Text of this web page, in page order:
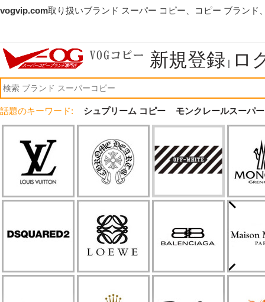
vogvip.com取り扱いブランド スーパー コピー、コピー ブランド
新規登録 | ロ
話題のキーワード: シュプリーム コピー モンクレールスーパ